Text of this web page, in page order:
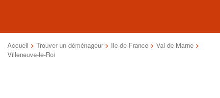
Accueil > Trouver un déménageur > Ile-de-France > Val de Marne >
Villeneuve-le-Roi